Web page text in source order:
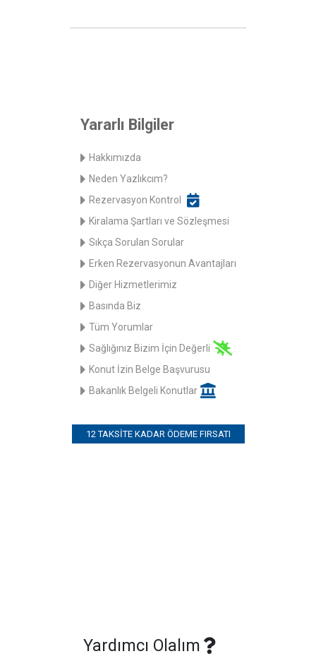
Yararlı Bilgiler
Hakkımızda
Neden Yazlıkcım?
Rezervasyon Kontrol
Kiralama Şartları ve Sözleşmesi
Sıkça Sorulan Sorular
Erken Rezervasyonun Avantajları
Diğer Hizmetlerimiz
Basında Biz
Tüm Yorumlar
Sağlığınız Bizim İçin Değerli
Konut İzin Belge Başvurusu
Bakanlık Belgeli Konutlar
12 TAKSITE KADAR ÖDEME FIRSATI
Yardımcı Olalım